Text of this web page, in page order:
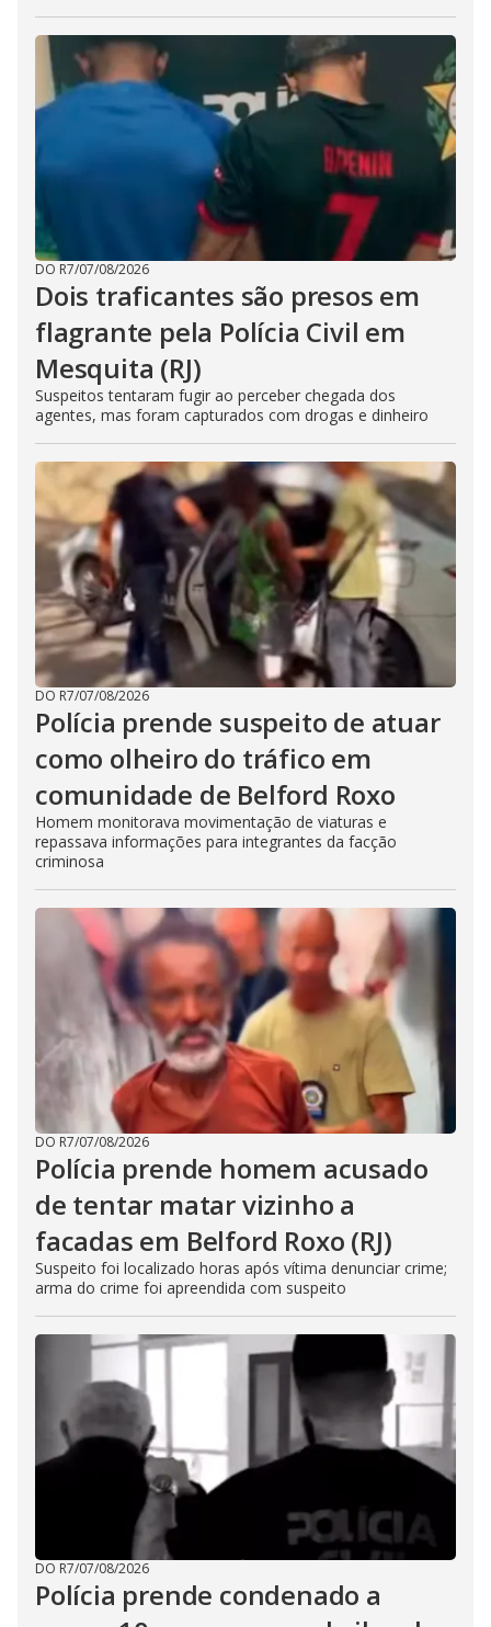
DO R7/07/08/2026
Dois traficantes são presos em
flagrante pela Polícia Civil em
Mesquita (RJ)
Suspeitos tentaram fugir ao perceber chegada dos
agentes, mas foram capturados com drogas e dinheiro
DO R7/07/08/2026
Polícia prende suspeito de atuar
como olheiro do tráfico em
comunidade de Belford Roxo
Homem monitorava movimentação de viaturas e
repassava informações para integrantes da facção
criminosa
DO R7/07/08/2026
Polícia prende homem acusado
de tentar matar vizinho a
facadas em Belford Roxo (RJ)
Suspeito foi localizado horas após vítima denunciar crime;
arma do crime foi apreendida com suspeito
DO R7/07/08/2026
Polícia prende condenado a